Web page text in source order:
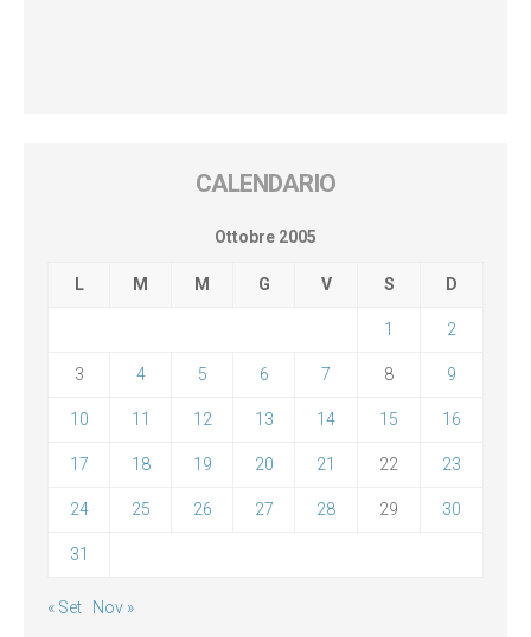
CALENDARIO
Ottobre 2005
L M M G V S D
1 2
3 4 5 6 7 8 9
10 11 12 13 14 15 16
17 18 19 20 21 22 23
24 25 26 27 28 29 30
31
« Set Nov »